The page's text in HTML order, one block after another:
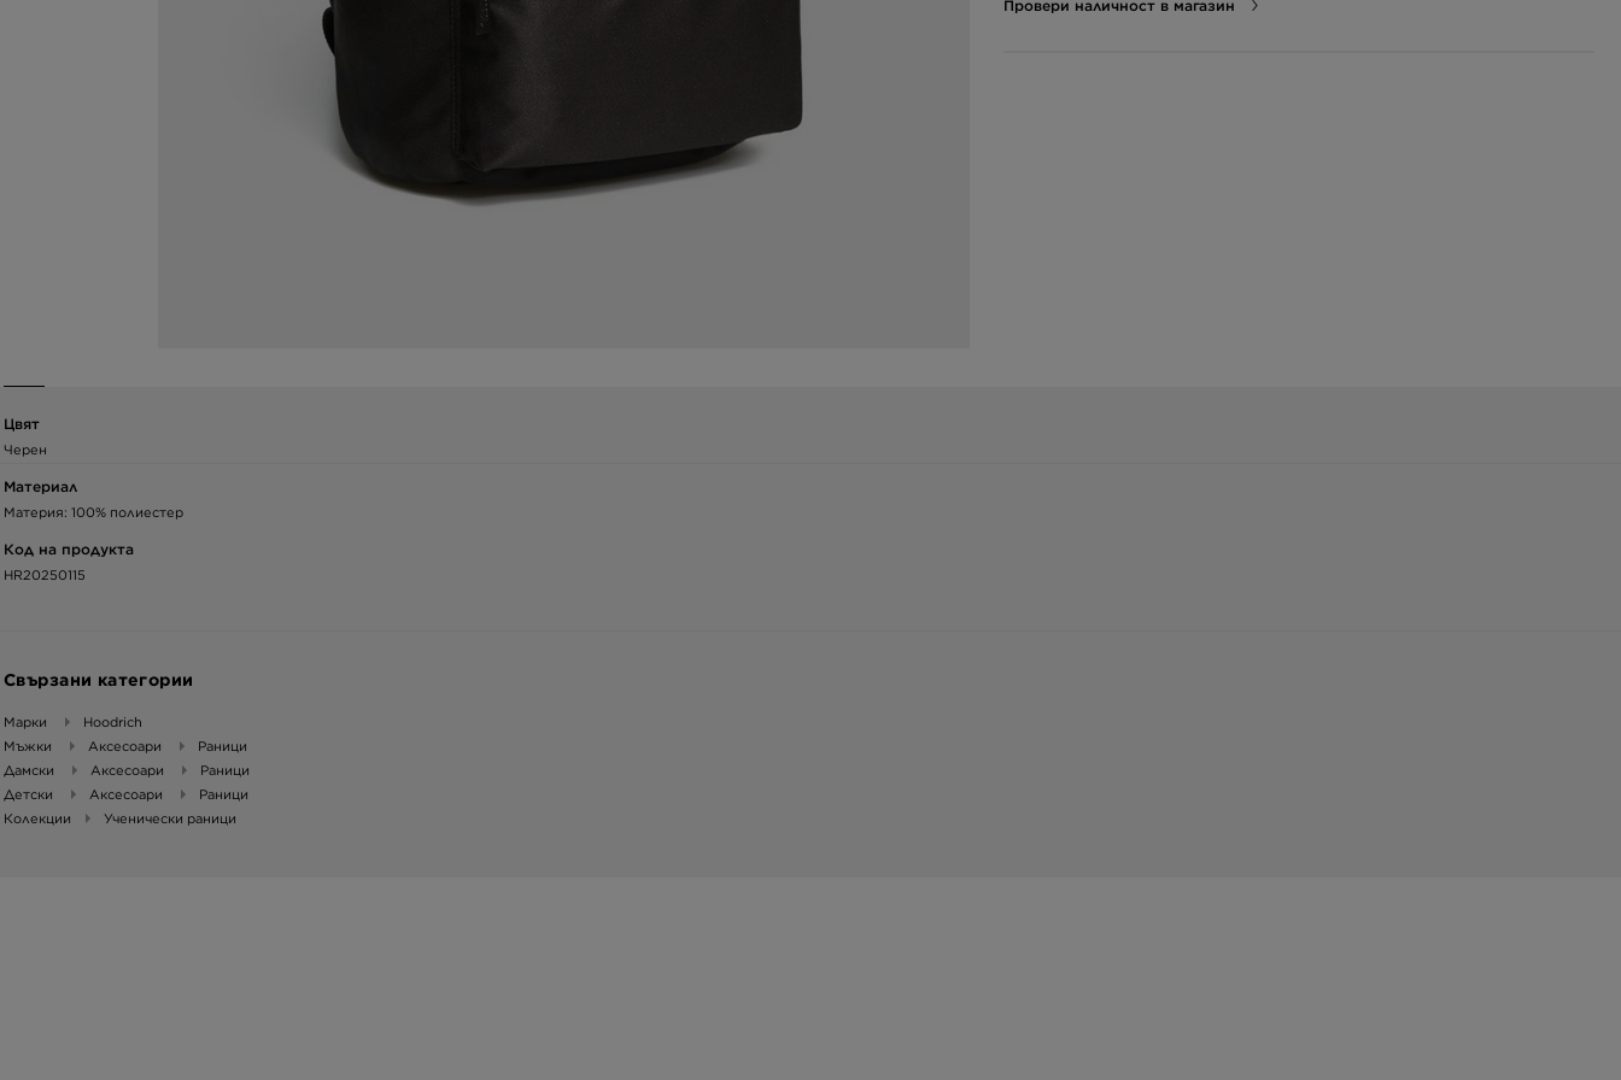
Провери наличност в магазин
Цвят
Черен
Материал
Материя: 100% полиестер
Код на продукта
HR20250115
Свързани категории
Марки
Hoodrich
Мъжки
Аксесоари
Раници
Дамски
Аксесоари
Раници
Детски
Аксесоари
Раници
Колекции
Ученически раници